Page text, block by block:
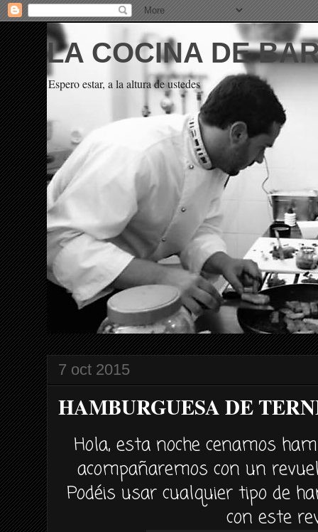
LA COCINA DE
Espero estar, a la altura de ustedes
7 oct 2015
HAMBURGUESA DE
Hola, esta noche cenamos
acompañaremos con un
Podéis usar cualquier tipo de
con este